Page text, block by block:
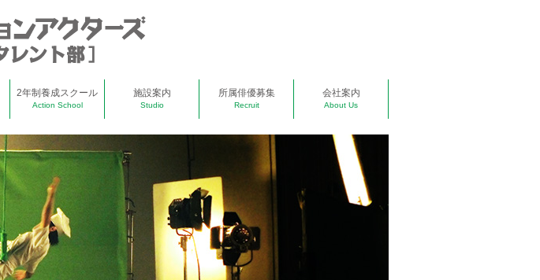
2年制養成スクール
Action School
施設案内
Studio
所属俳優募集
Recruit
会社案内
About Us